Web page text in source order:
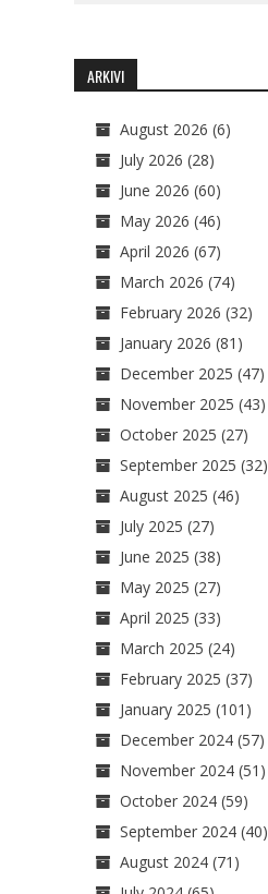
ARKIVI
August 2026 (6)
July 2026 (28)
June 2026 (60)
May 2026 (46)
April 2026 (67)
March 2026 (74)
February 2026 (32)
January 2026 (81)
December 2025 (47)
November 2025 (43)
October 2025 (27)
September 2025 (32)
August 2025 (46)
July 2025 (27)
June 2025 (38)
May 2025 (27)
April 2025 (33)
March 2025 (24)
February 2025 (37)
January 2025 (101)
December 2024(57)
November 2024(51)
October 2024(59)
September 2024(40)
August 2024(71)